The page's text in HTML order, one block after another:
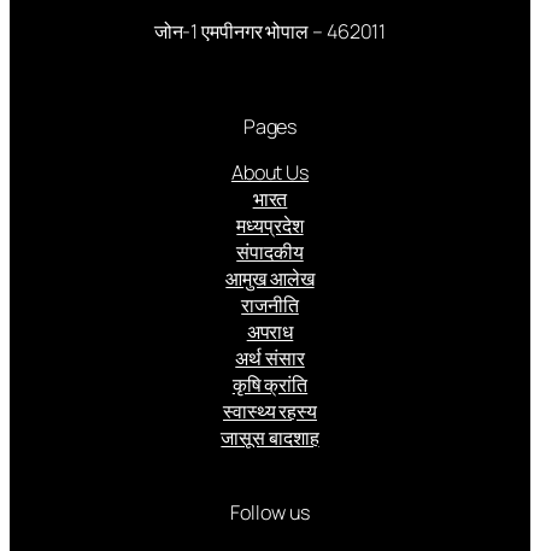
जोन-1 एमपीनगर भोपाल – 462011
Pages
About Us
भारत
मध्यप्रदेश
संपादकीय
आमुख आलेख
राजनीति
अपराध
अर्थ संसार
कृषि क्रांति
स्वास्थ्य रहस्य
जासूस बादशाह
Follow us